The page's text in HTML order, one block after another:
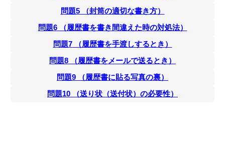
問題5（封筒の適切な書き方）
問題6（履歴書を書き間違えた時の対処法）
問題7（履歴書を手渡しするとき ）
問題8 （履歴書をメールで送るとき ）
問題9 （履歴書に貼る写真の裏）
問題10 （送り状（送付状）の必要性）